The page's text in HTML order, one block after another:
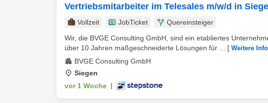
Vertriebsmitarbeiter im Telesales m/w/d in
Vollzeit JobTicket
Quereinsteiger
Wir, die BVGE Consulting GmbH, sind ein etabliertes
über 10 Jahren maßgeschneiderte Lösungen für ...
[ Weitere
BVGE Consulting GmbH
Siegen
vor 1 Woche